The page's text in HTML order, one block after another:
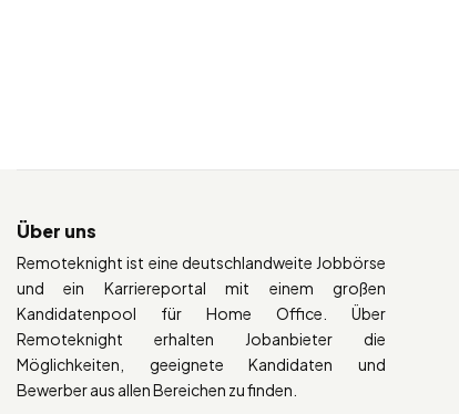
Über uns
Remoteknight ist eine deutschlandweite Jobbörse
und ein Karriereportal mit einem großen
Kandidatenpool für Home Office. Über
Remoteknight erhalten Jobanbieter die
Möglichkeiten, geeignete Kandidaten und
Bewerber aus allen Bereichen zu finden.